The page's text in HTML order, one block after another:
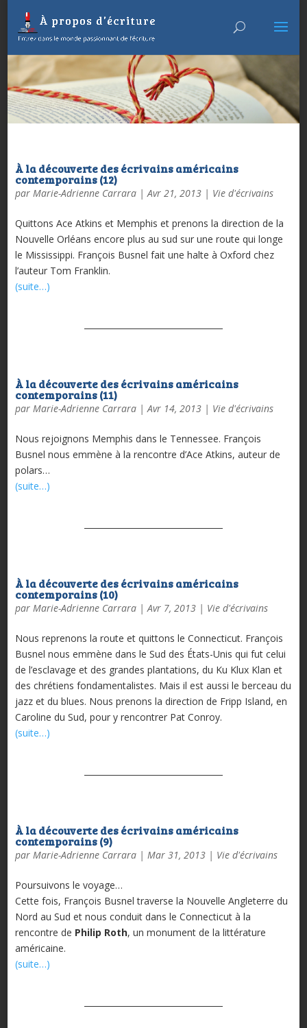
À la découverte des écrivains américains
contemporains (12)
par Marie-Adrienne Carrara|Avr 21, 2013| Vie d'écrivains
Quittons Ace Atkins et Memphis et prenons la direction de la
Nouvelle Orléans encore plus au sud sur une route qui longe
le Mississippi. François Busnel fait une halte à Oxford chez
l’auteur Tom Franklin.
(suite…)
À la découverte des écrivains américains
contemporains (11)
par Marie-Adrienne Carrara|Avr 14, 2013| Vie d'écrivains
Nous rejoignons Memphis dans le Tennessee. François
Busnel nous emmène à la rencontre d’Ace Atkins, auteur de
polars…
(suite…)
À la découverte des écrivains américains
contemporains (10)
par Marie-Adrienne Carrara|Avr 7, 2013| Vie d'écrivains
Nous reprenons la route et quittons le Connecticut. François
Busnel nous emmène dans le Sud des États-Unis qui fut celui
de l’esclavage et des grandes plantations, du Ku Klux Klan et
des chrétiens fondamentalistes. Mais il est aussi le berceau du
jazz et du blues. Nous prenons la direction de Fripp Island, en
Caroline du Sud, pour y rencontrer Pat Conroy.
(suite…)
À la découverte des écrivains américains
contemporains (9)
par Marie-Adrienne Carrara| Mar 31, 2013| Vie d'écrivains
Poursuivons le voyage…
Cette fois, François Busnel traverse la Nouvelle Angleterre du
Nord au Sud et nous conduit dans le Connecticut à la
rencontre de Philip Roth, un monument de la littérature
américaine.
(suite…)